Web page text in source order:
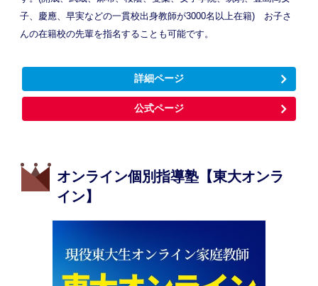
子、慶應、早実などの一貫校出身教師が3000名以上在籍) お子さ
んの在籍校の先輩を指名することも可能です。
詳細ページ
公式ページ
オンライン個別指導塾【東大オンラ
イン】